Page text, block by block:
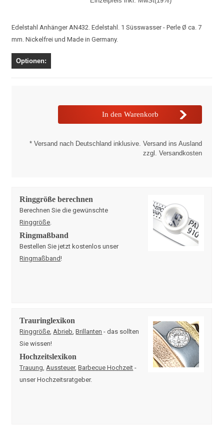
Edelstahl Anhänger AN432. Edelstahl. 1 Süsswasser - Perle Ø ca. 7
mm. Nickelfrei und Made in Germany.
Optionen:
* Versand nach Deutschland inklusive. Versand ins Ausland
zzgl. Versandkosten
Ringgröße berechnen
Berechnen Sie die gewünschte
Ringgröße
Ringmaßband
Bestellen Sie jetzt kostenlos unser
Ringmaßband!
Trauringlexikon
Ringgröße Abrieb ,Brillanten - das sollten
Sie wissen!
Hochzeitslexikon
Trauung Aussteuer,Barbecue Hochzeit -
unser Hochzeitsratgeber.